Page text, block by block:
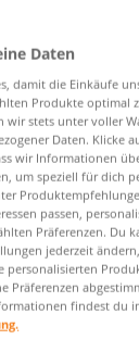
Daten
damit die Einkäufe
Produkte optimal
wir stets unter voller
Daten. Klicke
wir Informationen
um speziell für dich
passen,
Präferenzen. Du
jederzeit
personalisierten
Präferenzen
findest du